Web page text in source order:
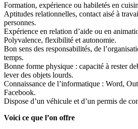
Formation, expérience ou habiletés en
Aptitudes relationnelles, contact aisé à
personnes.
Expérience en relation d’aide ou en
Polyvalence, flexibilité et autonomie.
Bon sens des responsabilités, de
temps.
Bonne forme physique : capacité à rester
lever des objets lourds.
Connaissance de l’informatique : Word,
Facebook.
Dispose d’un véhicule et d’un permis de
Voici ce que l’on offre